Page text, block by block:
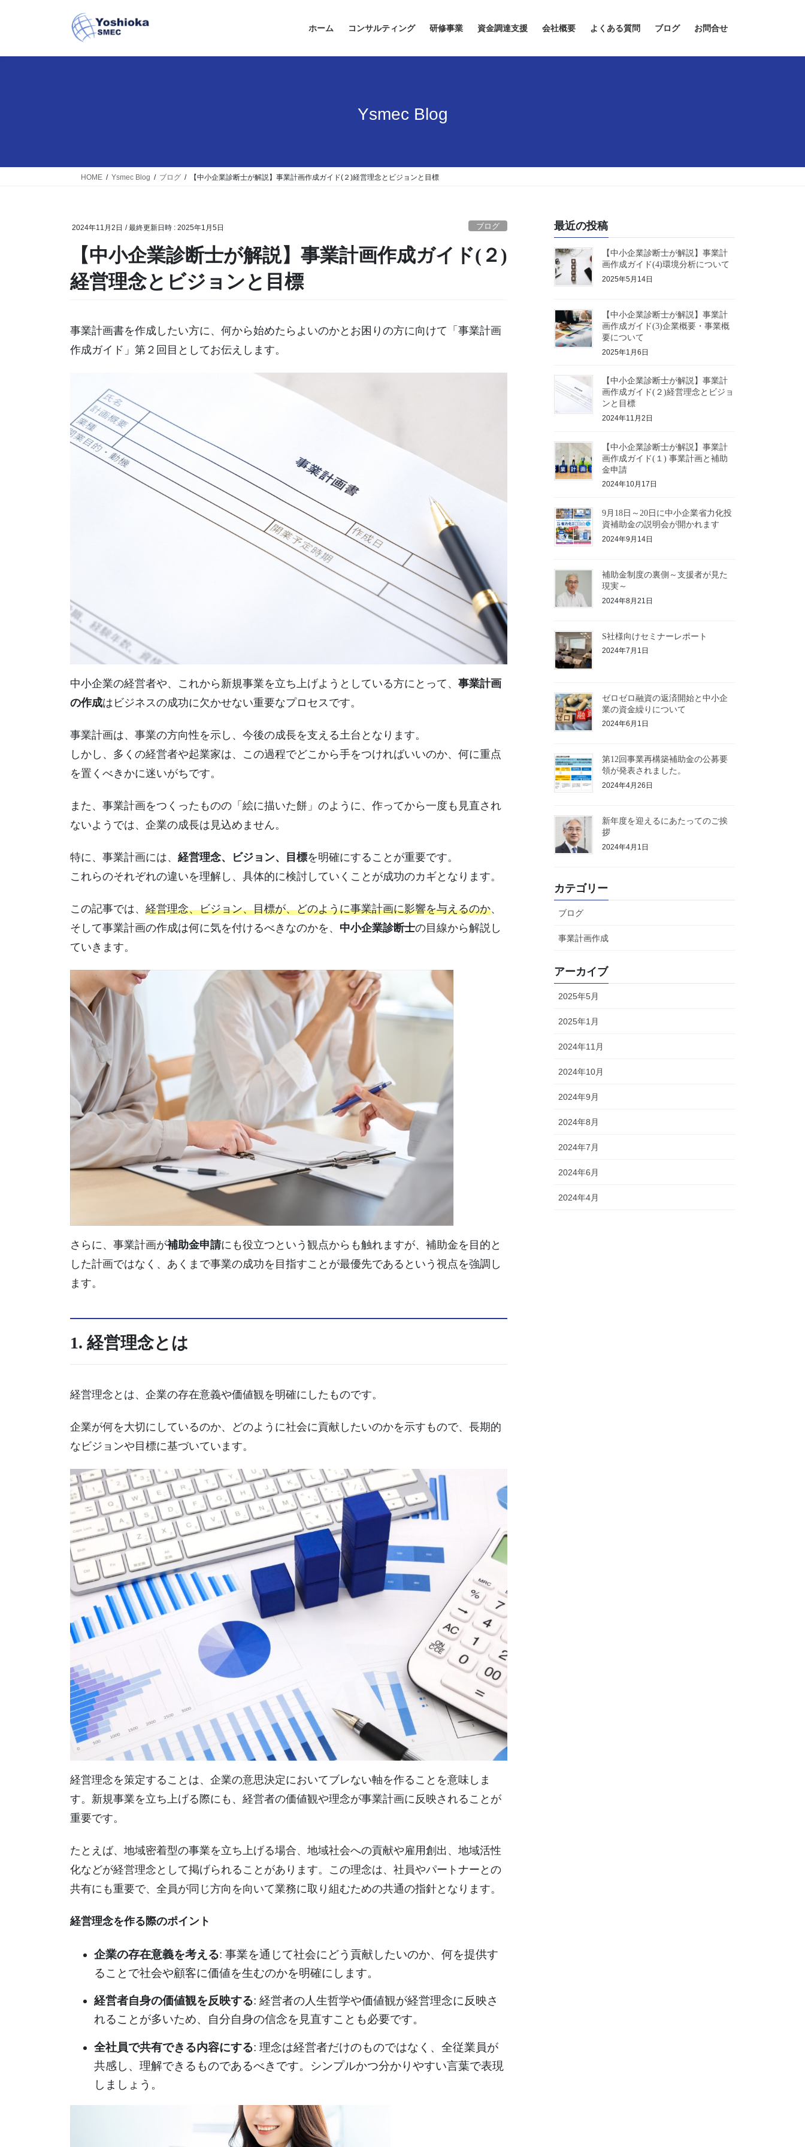
ホーム コンサルティング 研修事業 資金調達支援 会社概要 よくある質問 ブログ お問合せ
Ysmec Blog
HOME Ysmec Blog ブログ 【中小企業診断士が解説】事業計画作成ガイド(２)経営理念とビジョンと目標
2024年11月2日 / 最終更新日時 : 2025年1月5日 ブログ
【中小企業診断士が解説】事業計画作成ガイド(２)
経営理念とビジョンと目標
事業計画書を作成したい方に、何から始めたらよいのかとお困りの方に向けて「事業計画
作成ガイド」第２回目としてお伝えします。
中小企業の経営者や、これから新規事業を立ち上げようとしている方にとって、 事業計画
の作成はビジネスの成功に欠かせない重要なプロセスです。
事業計画は、事業の方向性を示し、今後の成長を支える土台となります。
しかし、多くの経営者や起業家は、この過程でどこから手をつければいいのか、何に重点
を置くべきかに迷いがちです。
また、事業計画をつくったものの「絵に描いた餅」のように、作ってから一度も見直され
ないようでは、企業の成長は見込めません。
特に、事業計画には、 経営理念、ビジョン、目標を明確にすることが重要です。
これらのそれぞれの違いを理解し、具体的に検討していくことが成功のカギとなります。
この記事では、 経営理念、ビジョン、目標が、どのように事業計画に影響を与えるのか、
そして事業計画の作成は何に気を付けるべきなのかを、 中小企業診断士の目線から解説し
ていきます。
さらに、事業計画が補助金申請にも役立つという観点からも触れますが、補助金を目的と
した計画ではなく、あくまで事業の成功を目指すことが最優先であるという視点を強調し
ます。
1. 経営理念とは
経営理念とは、企業の存在意義や価値観を明確にしたものです。
企業が何を大切にしているのか、どのように社会に貢献したいのかを示すもので、長期的
なビジョンや目標に基づいています。
経営理念を策定することは、企業の意思決定においてブレない軸を作ることを意味しま
す。新規事業を立ち上げる際にも、経営者の価値観や理念が事業計画に反映されることが
重要です。
たとえば、地域密着型の事業を立ち上げる場合、地域社会への貢献や雇用創出、地域活性
化などが経営理念として掲げられることがあります。この理念は、社員やパートナーとの
共有にも重要で、全員が同じ方向を向いて業務に取り組むための共通の指針となります。
経営理念を作る際のポイント
企業の存在意義を考える: 事業を通じて社会にどう貢献したいのか、何を提供す
ることで社会や顧客に価値を生むのかを明確にします。
経営者自身の価値観を反映する: 経営者の人生哲学や価値観が経営理念に反映さ
れることが多いため、自分自身の信念を見直すことも必要です。
全社員で共有できる内容にする: 理念は経営者だけのものではなく、全従業員が
共感し、理解できるものであるべきです。シンプルかつ分かりやすい言葉で表現
しましょう。
最近の投稿
【中小企業診断士が解説】事業計
画作成ガイド(4)環境分析について
2025年5月14日
【中小企業診断士が解説】事業計
画作成ガイド(3)企業概要・事業概
要について
2025年1月6日
【中小企業診断士が解説】事業計
画作成ガイド(２)経営理念とビジョ
ンと目標
2024年11月2日
【中小企業診断士が解説】事業計
画作成ガイド(１) 事業計画と補助
金申請
2024年10月17日
9月18日～20日に中小企業省力化投
資補助金の説明会が開かれます
2024年9月14日
補助金制度の裏側～支援者が見た
現実～
2024年8月21日
S社様向けセミナーレポート
2024年7月1日
ゼロゼロ融資の返済開始と中小企
業の資金繰りについて
2024年6月1日
第12回事業再構築補助金の公募要
領が発表されました。
2024年4月26日
新年度を迎えるにあたってのご挨
拶
2024年4月1日
カテゴリー
ブログ
事業計画作成
アーカイブ
2025年5月
2025年1月
2024年11月
2024年10月
2024年9月
2024年8月
2024年7月
2024年6月
2024年4月